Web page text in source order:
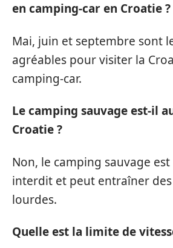
en camping-car en Croatie ?
Mai, juin et septembre sont
agréables pour visiter la
camping-car.
Le camping sauvage est-il
Croatie ?
Non, le camping sauvage
interdit et peut entraîner
lourdes.
Quelle est la limite de